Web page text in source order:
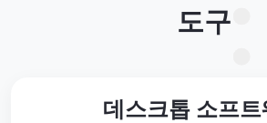
도구
데스크톱 소프트